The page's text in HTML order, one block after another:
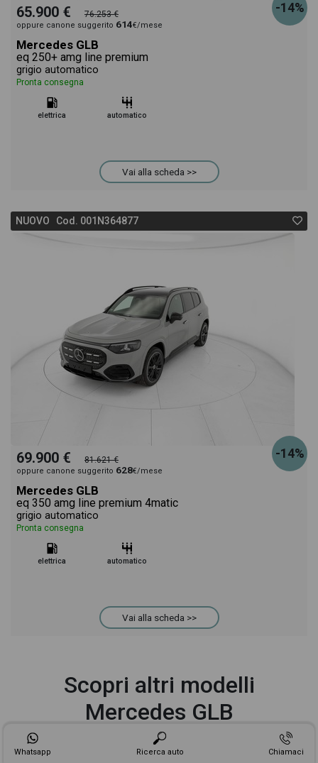
-14%
65.900 € 76.253 €
oppure canone suggerito 614€/mese
Mercedes GLB
eq 250+ amg line premium
grigio automatico
Pronta consegna
elettrica automatico
Vai alla scheda >>
NUOVO Cod. 001N364877
-14%
69.900 € 81.621 €
oppure canone suggerito 628€/mese
Mercedes GLB
eq 350 amg line premium 4matic
grigio automatico
Pronta consegna
elettrica automatico
Vai alla scheda >>
Scopri altri modelli
Mercedes GLB
Whatsapp Ricerca auto Chiamaci